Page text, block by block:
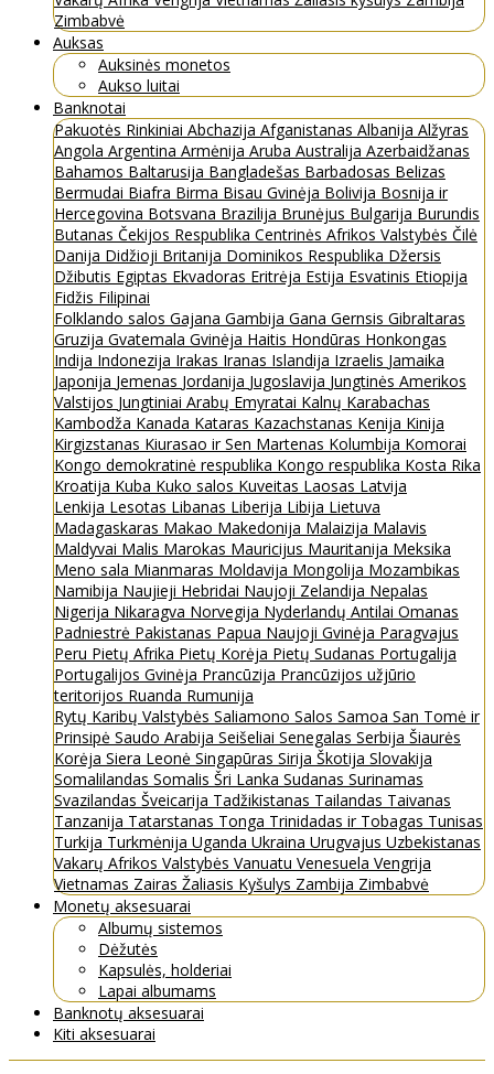
Zimbabvė
Auksas
Auksinės monetos
Aukso luitai
Banknotai
Pakuotės Rinkiniai Abchazija Afganistanas Albanija Alžyras
Angola Argentina Armėnija Aruba Australija Azerbaidžanas
Bahamos Baltarusija Bangladešas Barbadosas Belizas
Bermudai Biafra Birma Bisau Gvinėja Bolivija Bosnija ir
Hercegovina Botsvana Brazilija Brunėjus Bulgarija Burundis
Butanas Čekijos Respublika Centrinės Afrikos Valstybės Čilė
Danija Didžioji Britanija Dominikos Respublika Džersis
Džibutis Egiptas Ekvadoras Eritrėja Estija Esvatinis Etiopija
Fidžis Filipinai
Folklando salos Gajana Gambija Gana Gernsis Gibraltaras
Gruzija Gvatemala Gvinėja Haitis Hondūras Honkongas
Indija Indonezija Irakas Iranas Islandija Izraelis Jamaika
Japonija Jemenas Jordanija Jugoslavija Jungtinės Amerikos
Valstijos Jungtiniai Arabų Emyratai Kalnų Karabachas
Kambodža Kanada Kataras Kazachstanas Kenija Kinija
Kirgizstanas Kiurasao ir Sen Martenas Kolumbija Komorai
Kongo demokratinė respublika Kongo respublika Kosta Rika
Kroatija Kuba Kuko salos Kuveitas Laosas Latvija
Lenkija Lesotas Libanas Liberija Libija Lietuva
Madagaskaras Makao Makedonija Malaizija Malavis
Maldyvai Malis Marokas Mauricijus Mauritanija Meksika
Meno sala Mianmaras Moldavija Mongolija Mozambikas
Namibija Naujieji Hebridai Naujoji Zelandija Nepalas
Nigerija Nikaragva Norvegija Nyderlandų Antilai Omanas
Padniestrė Pakistanas Papua Naujoji Gvinėja Paragvajus
Peru Pietų Afrika Pietų Korėja Pietų Sudanas Portugalija
Portugalijos Gvinėja Prancūzija Prancūzijos užjūrio
teritorijos Ruanda Rumunija
Rytų Karibų Valstybės Saliamono Salos Samoa San Tomė ir
Prinsipė Saudo Arabija Seišeliai Senegalas Serbija Šiaurės
Korėja Siera Leonė Singapūras Sirija Škotija Slovakija
Somalilandas Somalis Šri Lanka Sudanas Surinamas
Svazilandas Šveicarija Tadžikistanas Tailandas Taivanas
Tanzanija Tatarstanas Tonga Trinidadas ir Tobagas Tunisas
Turkija Turkmėnija Uganda Ukraina Urugvajus Uzbekistanas
Vakarų Afrikos Valstybės Vanuatu Venesuela Vengrija
Vietnamas Zairas Žaliasis Kyšulys Zambija Zimbabvė
Monetų aksesuarai
Albumų sistemos
Dėžutės
Kapsulės, holderiai
Lapai albumams
Banknotų aksesuarai
Kiti aksesuarai